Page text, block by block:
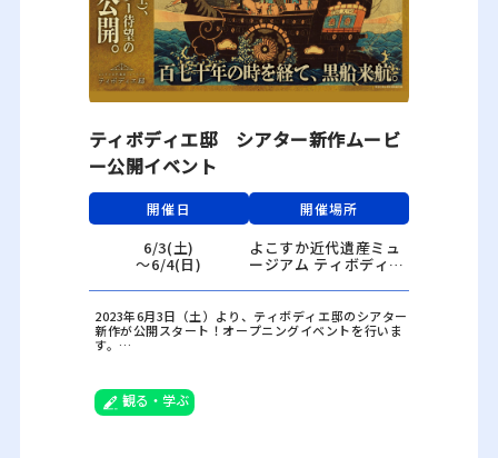
ティボディエ邸 シアター新作ムービ
ー公開イベント
開催日
6/3(土)
〜6/4(日)
開催場所
よこすか近代遺産ミュ
ージアム ティボディエ
ヴェルニー公園内）
2023年6月3日（土）より、ティボディエ邸のシアター
新作が公開スタート！オープニングイベントを行いま
す。
シアターの当日利用を休止いたします。ご迷惑をおか
けしますが、ご理解ご協力のほど、よろしくお願いい
たします。
観る・学ぶ